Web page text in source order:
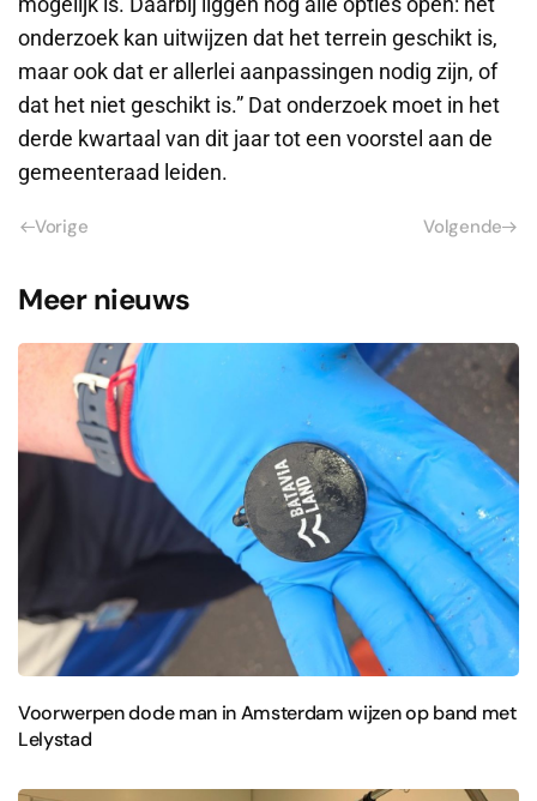
onderzoek kan uitwijzen dat het terrein geschikt is,
maar ook dat er allerlei aanpassingen nodig zijn, of
dat het niet geschikt is.” Dat onderzoek moet in het
derde kwartaal van dit jaar tot een voorstel aan de
gemeenteraad leiden.
Vorige Volgende
Meer nieuws
Voorwerpen dode man in Amsterdam wijzen op band met
Lelystad